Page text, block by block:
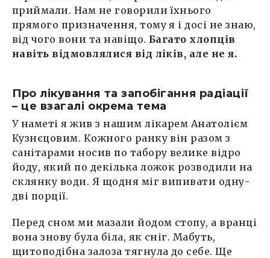
приймали. Нам не говорили їхнього
прямого призначення, тому я і досі не знаю,
від чого вони та навіщо. Багато хлопців
навіть відмовлялися від ліків, але не я.
Про лікування та запобігання радіації
– це взагалі окрема тема
У наметі я жив з нашим лікарем Анатолієм
Кузнєцовим. Кожного ранку він разом з
санітарами носив по табору велике відро
йоду, який по декілька ложок розводили на
склянку води. Я щодня міг випивати одну-
дві порції.
Перед сном ми мазали йодом стопу, а вранці
вона знову була біла, як сніг. Мабуть,
щитоподібна залоза тягнула до себе. Ще